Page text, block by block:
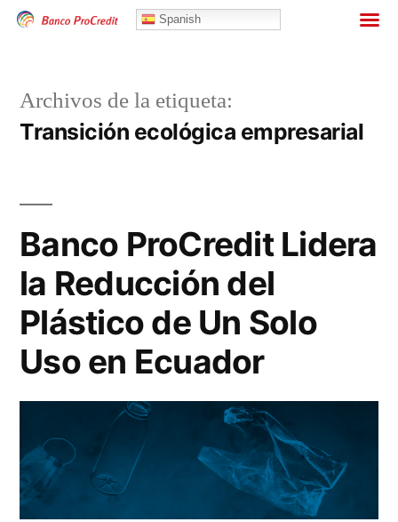
Spanish
Archivos de la etiqueta:
Transición ecológica empresarial
Banco ProCredit Lidera
la Reducción del
Plástico de Un Solo
Uso en Ecuador